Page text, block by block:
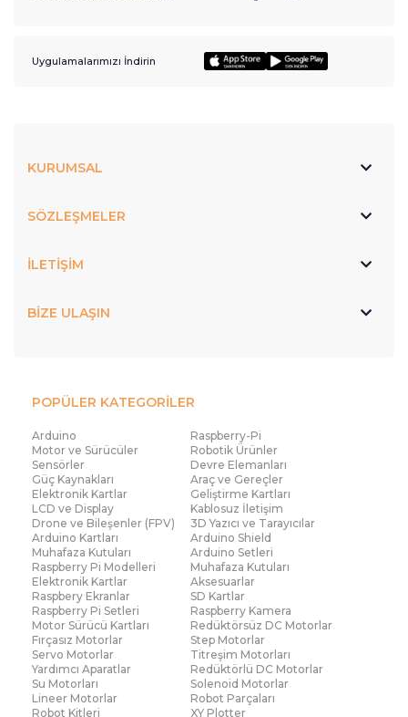
Uygulamalarımızı İndirin
KURUMSAL
SÖZLEŞMELER
İLETİŞİM
BİZE ULAŞIN
POPÜLER KATEGORİLER
Arduino
Raspberry-Pi
Motor ve Sürücüler
Robotik Ürünler
Sensörler
Devre Elemanları
Güç Kaynakları
Araç ve Gereçler
Elektronik Kartlar
Geliştirme Kartları
LCD ve Display
Kablosuz İletişim
Drone ve Bileşenler (FPV)
3D Yazıcı ve Tarayıcılar
Arduino Kartları
Arduino Shield
Muhafaza Kutuları
Arduino Setleri
Raspberry Pi Modelleri
Muhafaza Kutuları
Elektronik Kartlar
Aksesuarlar
Raspbery Ekranlar
SD Kartlar
Raspberry Pi Setleri
Raspberry Kamera
Motor Sürücü Kartları
Redüktörsüz DC Motorlar
Fırçasız Motorlar
Step Motorlar
Servo Motorlar
Titreşim Motorları
Yardımcı Aparatlar
Redüktörlü DC Motorlar
Su Motorları
Solenoid Motorlar
Lineer Motorlar
Robot Parçaları
Robot Kitleri
XY Plotter